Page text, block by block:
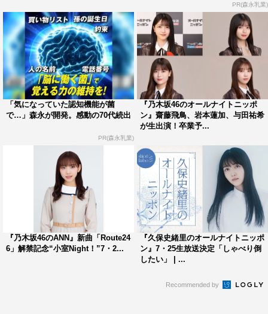
PR(森永乳業)
「気になっていた認知機能が菌
で…」森永が開発。感動の70代続出
PR(森永乳業)
『乃木坂46のオールナイトニッポ
ン』齋藤飛鳥、岩本蓮加、与田祐希
が生出演！卒業予...
『乃木坂46のANN』新曲「Route24
6」解禁記念“小室Night！”7・2...
『久保史緒里のオールナイトニッポ
ン』7・25生放送決定「しゃべり倒
したい」 | ...
Recommended by